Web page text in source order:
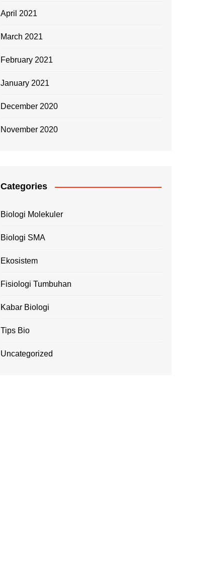
April 2021
March 2021
February 2021
January 2021
December 2020
November 2020
Categories
Biologi Molekuler
Biologi SMA
Ekosistem
Fisiologi Tumbuhan
Kabar Biologi
Tips Bio
Uncategorized